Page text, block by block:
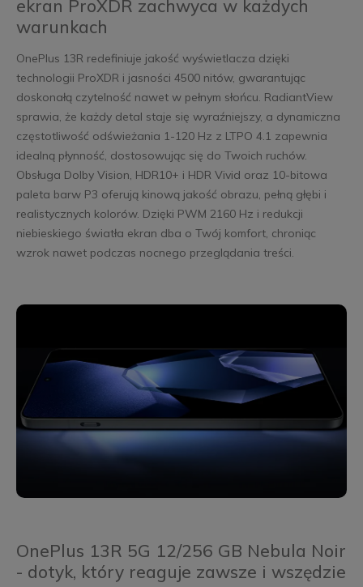
ekran ProXDR zachwyca w każdych
warunkach
OnePlus 13R redefiniuje jakość wyświetlacza dzięki
technologii ProXDR i jasności 4500 nitów, gwarantując
doskonałą czytelność nawet w pełnym słońcu. RadiantView
sprawia, że każdy detal staje się wyraźniejszy, a dynamiczna
częstotliwość odświeżania 1-120 Hz z LTPO 4.1 zapewnia
idealną płynność, dostosowując się do Twoich ruchów.
Obsługa Dolby Vision, HDR10+ i HDR Vivid oraz 10-bitowa
paleta barw P3 oferują kinową jakość obrazu, pełną głębi i
realistycznych kolorów. Dzięki PWM 2160 Hz i redukcji
niebieskiego światła ekran dba o Twój komfort, chroniąc
wzrok nawet podczas nocnego przeglądania treści.
OnePlus 13R 5G 12/256 GB Nebula Noir
- dotyk, który reaguje zawsze i wszędzie